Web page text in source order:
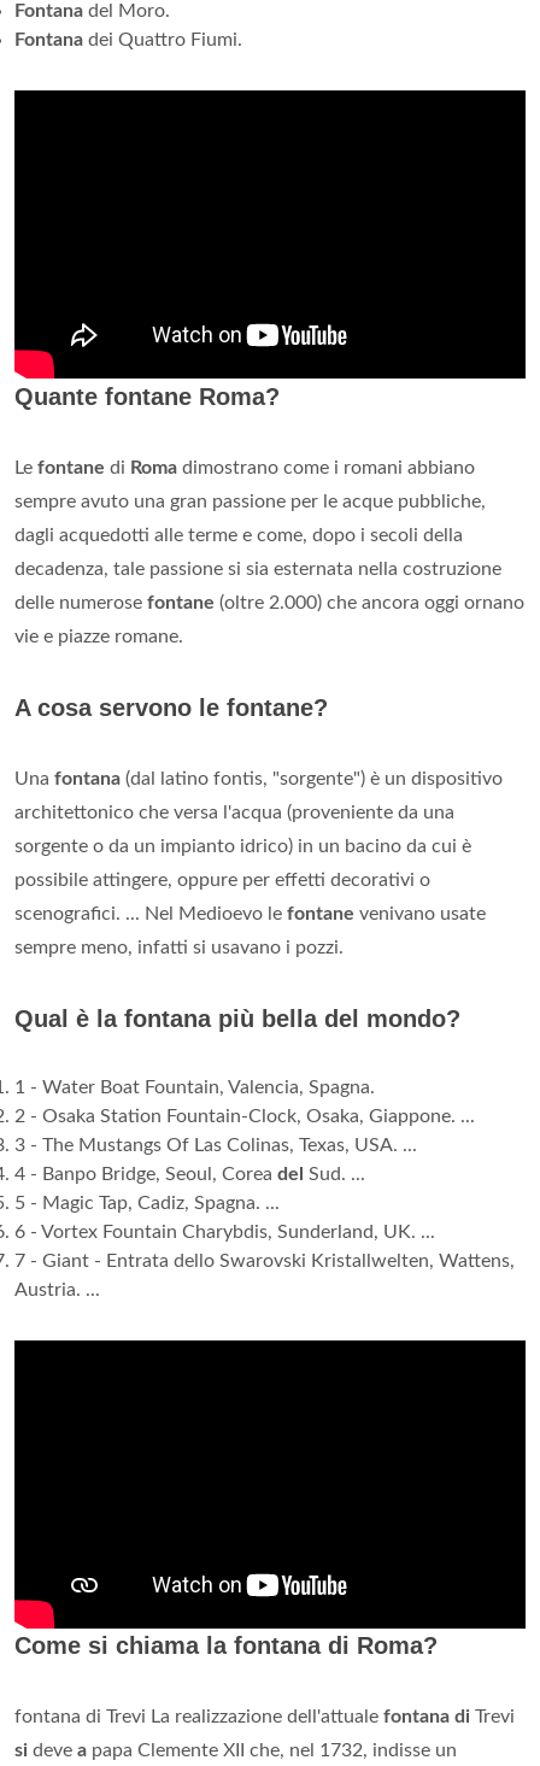
Fontana del Moro.
Fontana dei Quattro Fiumi.
Quante fontane Roma?
Le fontane di Roma dimostrano come i romani abbiano
sempre avuto una gran passione per le acque pubbliche,
dagli acquedotti alle terme e come, dopo i secoli della
decadenza, tale passione si sia esternata nella costruzione
delle numerose fontane (oltre 2.000) che ancora oggi ornano
vie e piazze romane.
A cosa servono le fontane?
Una fontana (dal latino fontis, "sorgente") è un dispositivo
architettonico che versa l'acqua (proveniente da una
sorgente o da un impianto idrico) in un bacino da cui è
possibile attingere, oppure per effetti decorativi o
scenografici. ... Nel Medioevo le fontane venivano usate
sempre meno, infatti si usavano i pozzi.
Qual è la fontana più bella del mondo?
1 - Water Boat Fountain, Valencia, Spagna.
2 - Osaka Station Fountain-Clock, Osaka, Giappone. ...
3 - The Mustangs Of Las Colinas, Texas, USA. ...
4 - Banpo Bridge, Seoul, Corea del Sud. ...
5 - Magic Tap, Cadiz, Spagna. ...
6 - Vortex Fountain Charybdis, Sunderland, UK. ...
7 - Giant - Entrata dello Swarovski Kristallwelten, Wattens,
Austria. ...
Come si chiama la fontana di Roma?
fontana di Trevi La realizzazione dell'attuale fontana di Trevi
si deve a papa Clemente XII che, nel 1732, indisse un